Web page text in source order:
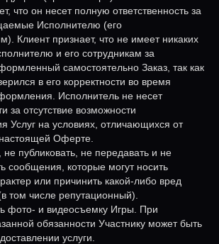
что он несет полную ответственность за
Исполнителю (его
Клиент признает, что не имеет никаких
и его сотрудникам за
самостоятельно Заказ, так как
в его корректности во время
Исполнитель не несет
за отсутствие возможности
Услуг на условиях, отличающихся от
Оферте.
публиковать, не передавать и не
сообщения, которые могут носить
или причинить какой-либо вред
том числе репутационный).
фото- и видеосъемку Игры. При
обязанности Участнику может быть
услуги.